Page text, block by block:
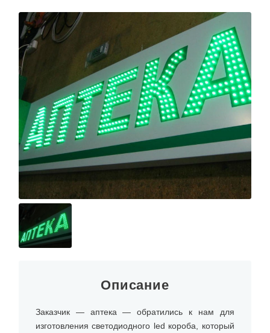
Описание
Заказчик — аптека — обратились к нам для
изготовления светодиодного led короба, который